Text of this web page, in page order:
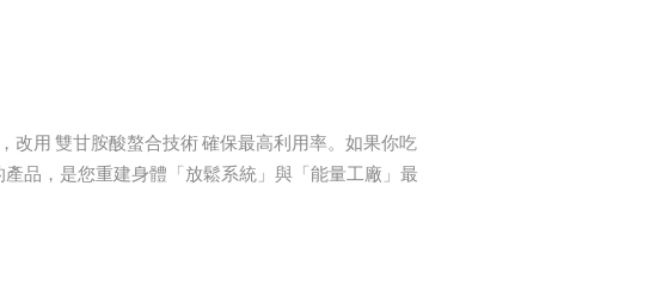
改用 雙甘胺酸螯合技術 確保最高利用率。如果你吃
品，是您重建身體「放鬆系統」與「能量工廠」最